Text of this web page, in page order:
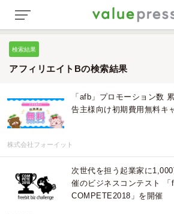
検索結果
アフィリエイトBの検索結果
「afb」プロモーション数
告主様向け初期費用無料キ
株式会社フォーイット
次世代を担う起業家に
催のビジネスコンテスト
COMPETE2018」を開催